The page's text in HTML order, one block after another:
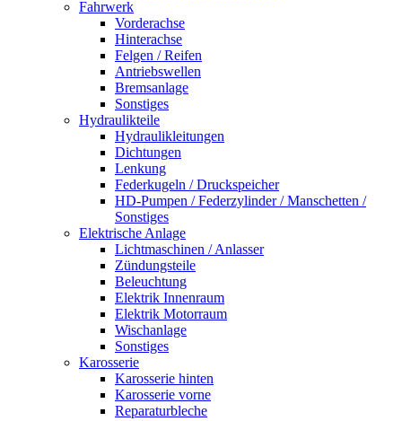
Fahrwerk
Vorderachse
Hinterachse
Felgen / Reifen
Antriebswellen
Bremsanlage
Sonstiges
Hydraulikteile
Hydraulikleitungen
Dichtungen
Lenkung
Federkugeln / Druckspeicher
HD-Pumpen / Federzylinder / Manschetten /
Sonstiges
Elektrische Anlage
Lichtmaschinen / Anlasser
Zündungsteile
Beleuchtung
Elektrik Innenraum
Elektrik Motorraum
Wischanlage
Sonstiges
Karosserie
Karosserie hinten
Karosserie vorne
Reparaturbleche